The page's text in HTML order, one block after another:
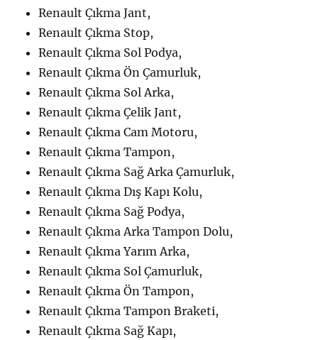
Renault Çıkma Jant,
Renault Çıkma Stop,
Renault Çıkma Sol Podya,
Renault Çıkma Ön Çamurluk,
Renault Çıkma Sol Arka,
Renault Çıkma Çelik Jant,
Renault Çıkma Cam Motoru,
Renault Çıkma Tampon,
Renault Çıkma Sağ Arka Çamurluk,
Renault Çıkma Dış Kapı Kolu,
Renault Çıkma Sağ Podya,
Renault Çıkma Arka Tampon Dolu,
Renault Çıkma Yarım Arka,
Renault Çıkma Sol Çamurluk,
Renault Çıkma Ön Tampon,
Renault Çıkma Tampon Braketi,
Renault Çıkma Sağ Kapı,